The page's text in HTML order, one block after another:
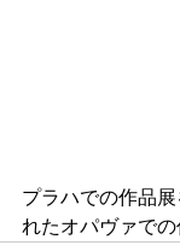
プラハでの作品
れたオパヴァでの